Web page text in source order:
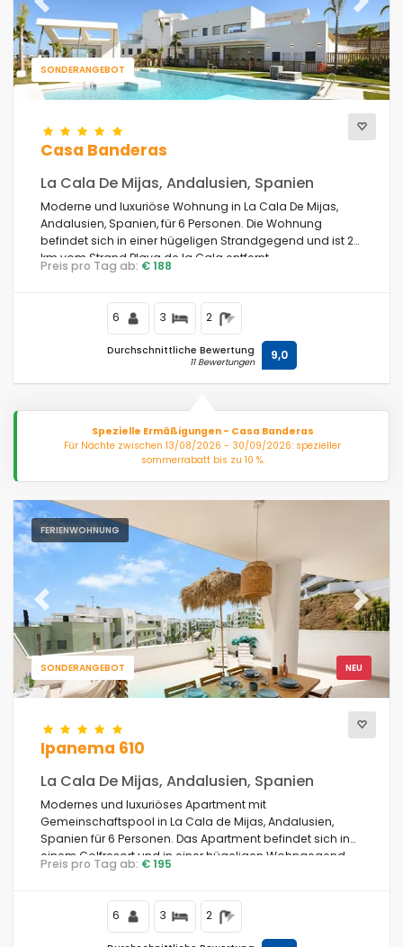
SONDERANGEBOT
Previous Next
Casa Banderas
La Cala De Mijas, Andalusien, Spanien
Moderne und luxuriöse Wohnung in La Cala De Mijas,
Andalusien, Spanien, für 6 Personen. Die Wohnung
befindet sich in einer hügeligen Strandgegend und ist 2
km vom Strand Playa de la Cala entfernt.
Preis pro Tag ab: € 188
6 3 2
Durchschnittliche Bewertung
11 Bewertungen 9,0
Spezielle Ermäßigungen - Casa Banderas
Für Nächte zwischen 13/08/2026 - 30/09/2026: spezieller
sommerrabatt bis zu 10 %.
FERIENWOHNUNG
NEU
SONDERANGEBOT
Previous Next
Ipanema 610
La Cala De Mijas, Andalusien, Spanien
Modernes und luxuriöses Apartment mit
Gemeinschaftspool in La Cala de Mijas, Andalusien,
Spanien für 6 Personen. Das Apartment befindet sich in
einem Golfresort und in einer hügeligen Wohngegend.
Preis pro Tag ab: € 195
6 3 2